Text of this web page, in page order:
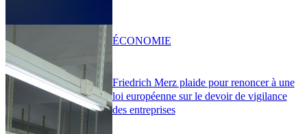
Friedrich Merz plaide pour renoncer à une
loi européenne sur le devoir de vigilance
des entreprises
ÉCONOMIE